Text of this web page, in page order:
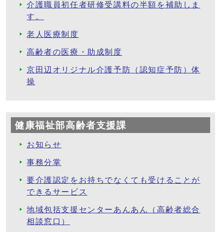
介護職員初任者研修受講料の半額を補助しま
す。
老人医療制度
高齢者の医療・助成制度
京田辺オリジナル介護予防（認知症予防）体
操
健康福祉部高齢者支援課
お知らせ
事務分掌
要介護認定をお持ちでなくても受けることが
できるサービス
地域包括支援センターあんあん（高齢者総合
相談窓口）